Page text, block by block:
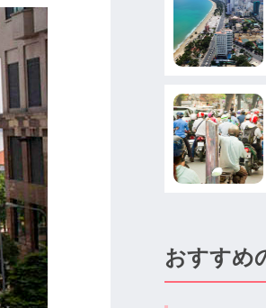
おすすめ